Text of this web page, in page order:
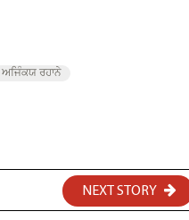
ਅਜਿੰਕਯ ਰਹਾਨੇ
NEXT STORY